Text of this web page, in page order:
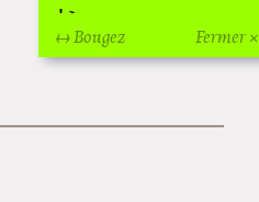
Fermer ×
↔ Bougez
!
Off Of Off d'Angoulême 2024